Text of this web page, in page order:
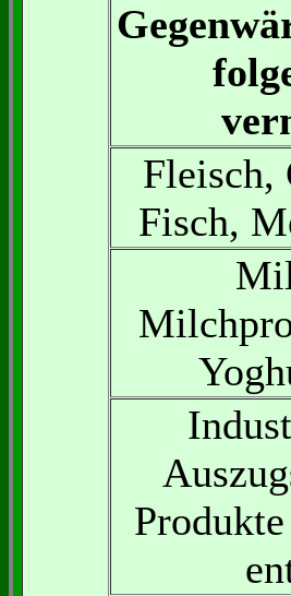
Fleisch,
Fisch,